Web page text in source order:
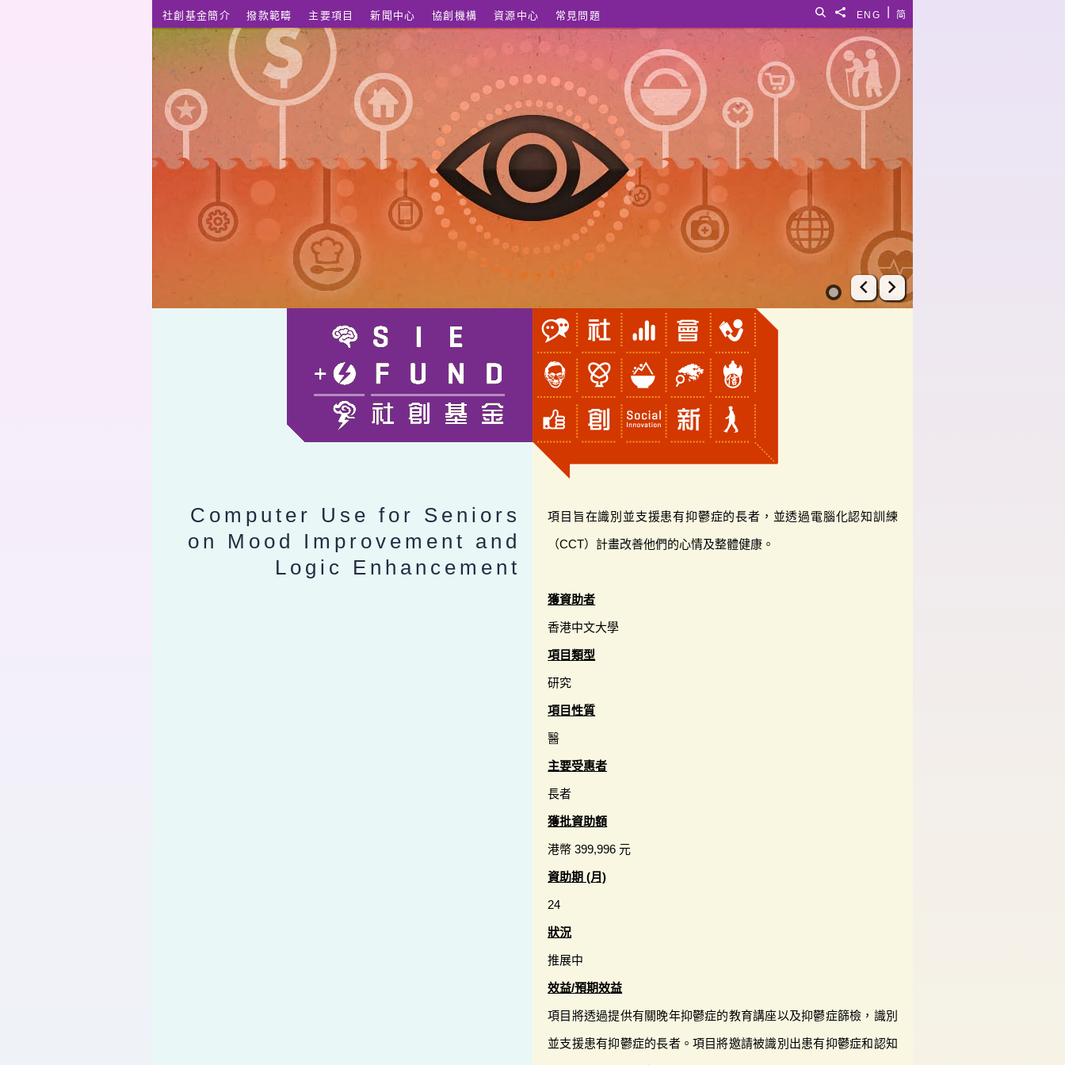
简
ENG
分享給
搜尋
社創基金簡介 撥款範疇 主要項目 新聞中心 協創機構 資源中心 常見問題
Computer Use for Seniors on Mood Improvement and Logic Enhancement
上一張幻燈片
下一張幻燈片
Computer Use for Seniors
on Mood Improvement and
Logic Enhancement
項目旨在識別並支援患有抑鬱症的長者，並透過電腦化認知訓練
（CCT）計畫改善他們的心情及整體健康。
獲資助者
香港中文大學
項目類型
研究
項目性質
醫
主要受惠者
長者
獲批資助額
港幣 399,996 元
資助期 (月)
24
狀況
推展中
效益/預期效益
項目將透過提供有關晚年抑鬱症的教育講座以及抑鬱症篩檢，識別
並支援患有抑鬱症的長者。項目將邀請被識別出患有抑鬱症和認知